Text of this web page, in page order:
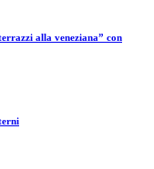
alla veneziana” con